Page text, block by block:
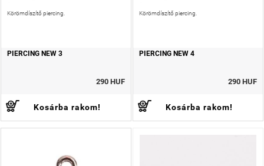
Körömdíszítő piercing.
PIERCING NEW 3
290 HUF
Kosárba rakom!
Körömdíszítő piercing.
PIERCING NEW 4
290 HUF
Kosárba rakom!